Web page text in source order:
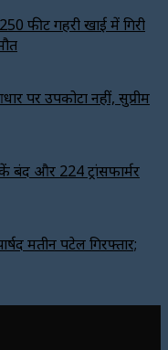
फीट गहरी खाई में गिरी
पर उपकोटा नहीं, सुप्रीम
बंद और 224 ट्रांसफार्मर
मतीन पटेल गिरफ्तार;